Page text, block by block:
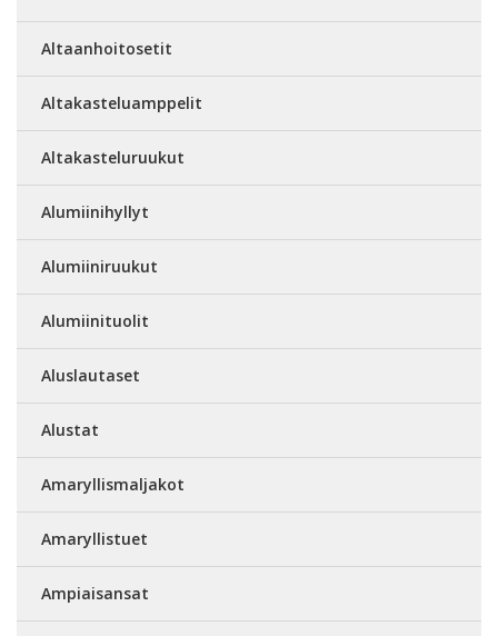
Altaanhoitosetit
Altakasteluamppelit
Altakasteluruukut
Alumiinihyllyt
Alumiiniruukut
Alumiinituolit
Aluslautaset
Alustat
Amaryllismaljakot
Amaryllistuet
Ampiaisansat